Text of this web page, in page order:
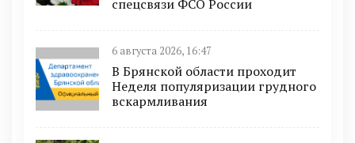
спецсвязи ФСО России
6 августа 2026, 16:47
В Брянской области проходит
Неделя популяризации грудного
вскармливания